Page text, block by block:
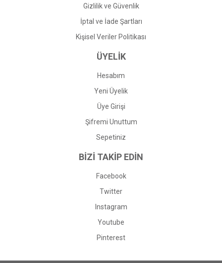
Gizlilik ve Güvenlik
İptal ve İade Şartları
Kişisel Veriler Politikası
ÜYELİK
Hesabım
Yeni Üyelik
Üye Girişi
Şifremi Unuttum
Sepetiniz
BİZİ TAKİP EDİN
Facebook
Twitter
Instagram
Youtube
Pinterest